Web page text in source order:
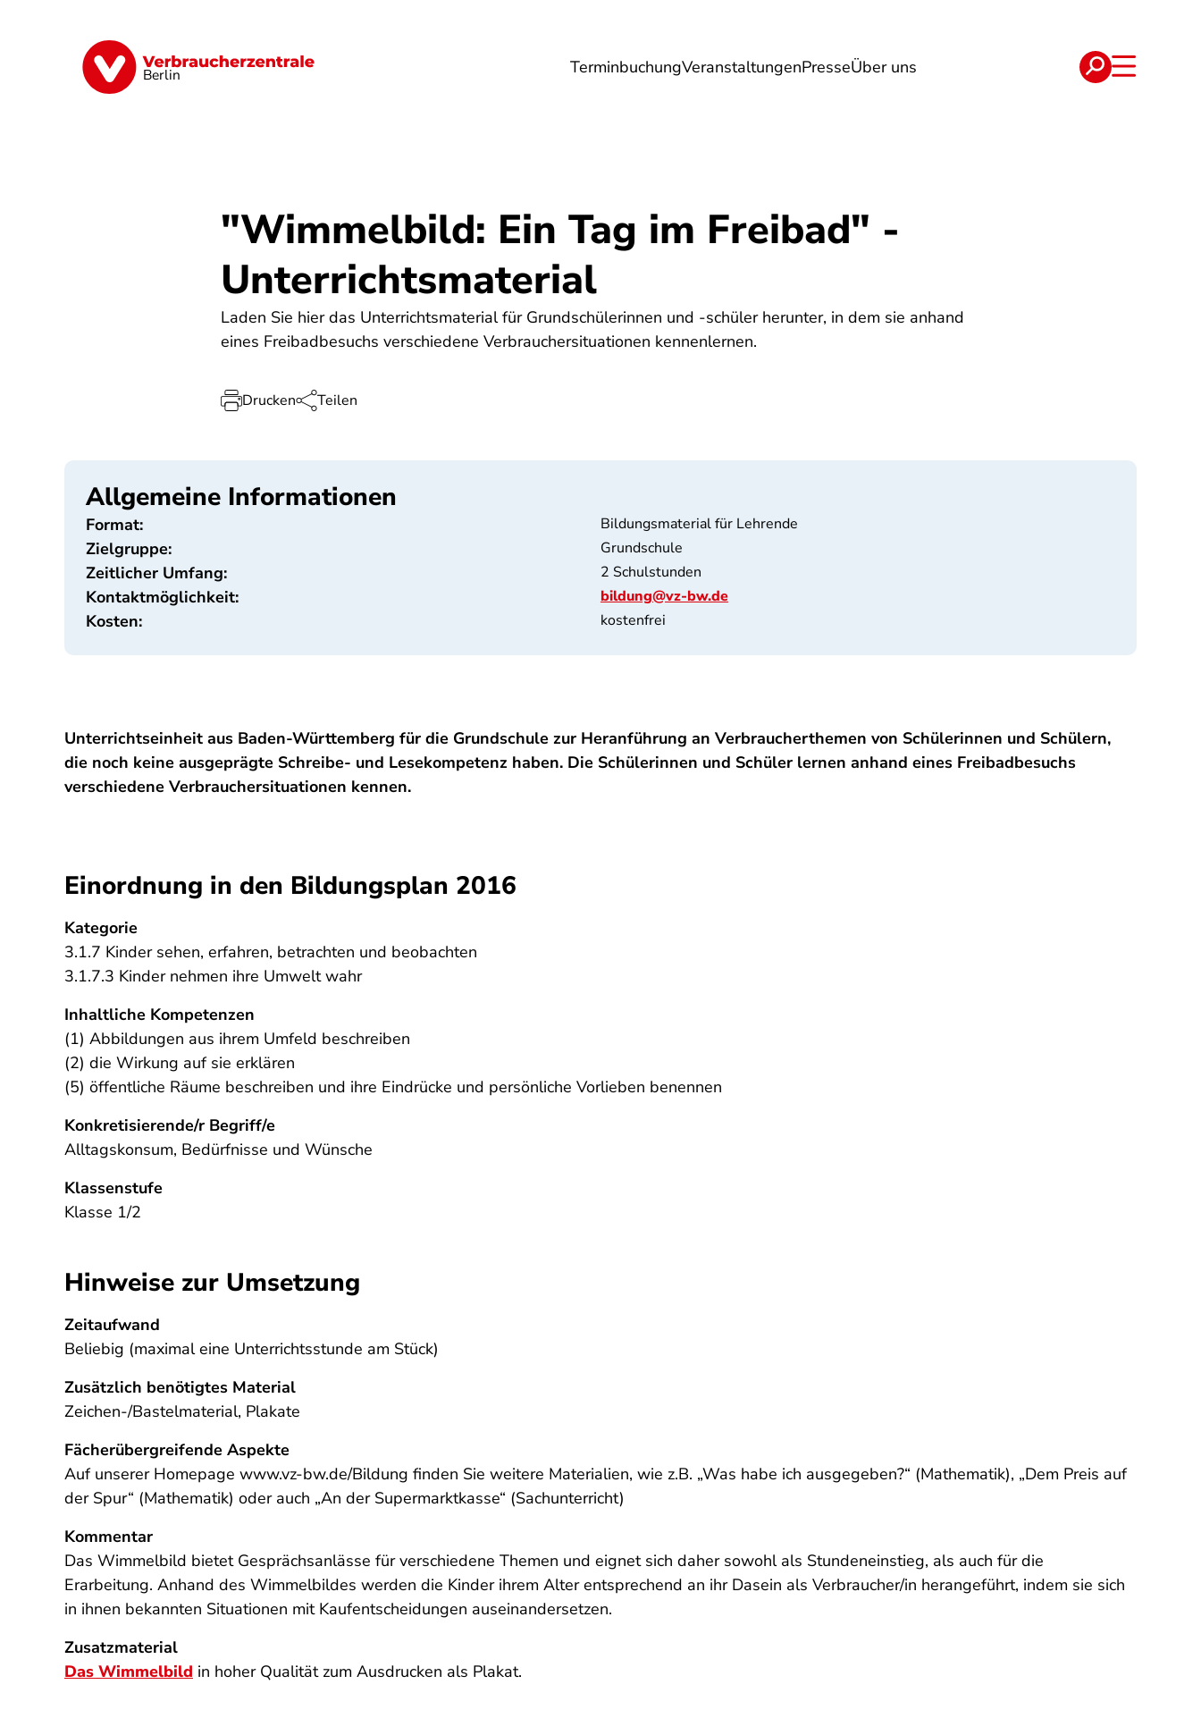
Berlin TerminbuchungVeranstaltungenPresseÜber uns
Finanzen Digitales Lebensmittel Gesundheit Energie Reise Verträge
"Wimmelbild: Ein Tag im Freibad" -
Unterrichtsmaterial
Laden Sie hier das Unterrichtsmaterial für Grundschülerinnen und -schüler herunter, in dem sie anhand
eines Freibadbesuchs verschiedene Verbrauchersituationen kennenlernen.
Drucken Teilen
Allgemeine Informationen
Format: Bildungsmaterial für Lehrende
Zielgruppe: Grundschule
Zeitlicher Umfang: 2 Schulstunden
Kontaktmöglichkeit: bildung@vz-bw.de
Kosten: kostenfrei
Unterrichtseinheit aus Baden-Württemberg für die Grundschule zur Heranführung an Verbraucherthemen von Schülerinnen und Schülern,
die noch keine ausgeprägte Schreibe- und Lesekompetenz haben. Die Schülerinnen und Schüler lernen anhand eines Freibadbesuchs
verschiedene Verbrauchersituationen kennen.
Einordnung in den Bildungsplan 2016
Kategorie
3.1.7 Kinder sehen, erfahren, betrachten und beobachten
3.1.7.3 Kinder nehmen ihre Umwelt wahr
Inhaltliche Kompetenzen
(1) Abbildungen aus ihrem Umfeld beschreiben
(2) die Wirkung auf sie erklären
(5) öffentliche Räume beschreiben und ihre Eindrücke und persönliche Vorlieben benennen
Konkretisierende/r Begriff/e
Alltagskonsum, Bedürfnisse und Wünsche
Klassenstufe
Klasse 1/2
Hinweise zur Umsetzung
Zeitaufwand
Beliebig (maximal eine Unterrichtsstunde am Stück)
Zusätzlich benötigtes Material
Zeichen-/Bastelmaterial, Plakate
Fächerübergreifende Aspekte
Auf unserer Homepage www.vz-bw.de/Bildung finden Sie weitere Materialien, wie z.B. „Was habe ich ausgegeben?“ (Mathematik), „Dem Preis auf
der Spur“ (Mathematik) oder auch „An der Supermarktkasse“ (Sachunterricht)
Kommentar
Das Wimmelbild bietet Gesprächsanlässe für verschiedene Themen und eignet sich daher sowohl als Stundeneinstieg, als auch für die
Erarbeitung. Anhand des Wimmelbildes werden die Kinder ihrem Alter entsprechend an ihr Dasein als Verbraucher/in herangeführt, indem sie sich
in ihnen bekannten Situationen mit Kaufentscheidungen auseinandersetzen.
Zusatzmaterial
Das Wimmelbild in hoher Qualität zum Ausdrucken als Plakat.